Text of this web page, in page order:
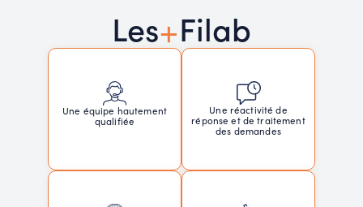
Les+Filab
Une équipe hautement
qualifiée
Une réactivité de
réponse et de traitement
des demandes